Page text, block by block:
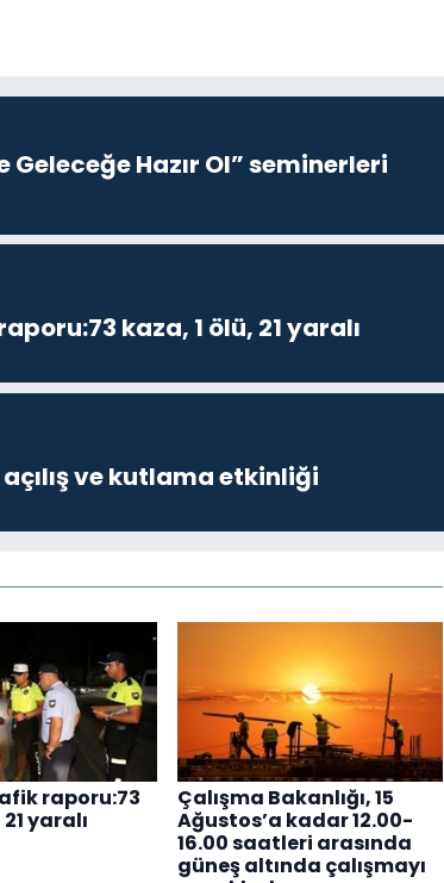
Geleceğe Hazır Ol” seminerleri
kaza, 1 ölü, 21 yaralı
ve kutlama etkinliği
raporu:73
yaralı
Çalışma Bakanlığı, 15
Ağustos’a kadar 12.00-
16.00 saatleri arasında
güneş altında çalışmayı